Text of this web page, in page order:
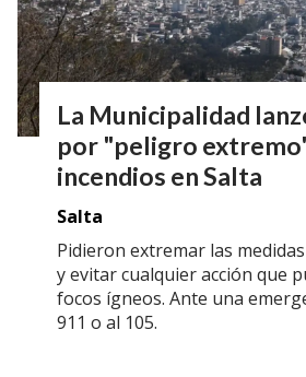
La Municipalidad
por "peligro
incendios en Salta
Salta
Pidieron extremar las
y evitar cualquier acción que
focos ígneos. Ante una
911 o al 105.